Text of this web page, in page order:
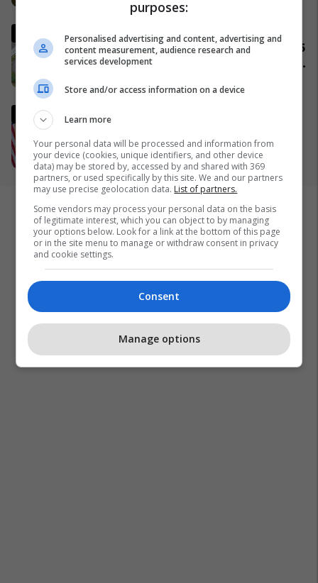
Komuniteti shqiptar do të
ndërtojë xhami moderne prej 15
milionë frangash në St. Gallen
NATO dhe do ta mbështet
Izraelin në një luftë të
mundshme me Turqinë në Siri
09/04/2026
purposes:
Personalised advertising and content, advertising and
content measurement, audience research and
services development
Store and/or access information on a device
Learn more
Your personal data will be processed and information from
your device (cookies, unique identifiers, and other device
data) may be stored by, accessed by and shared with 369
partners, or used specifically by this site. We and our partners
may use precise geolocation data. List of partners.
Some vendors may process your personal data on the basis
of legitimate interest, which you can object to by managing
your options below. Look for a link at the bottom of this page
or in the site menu to manage or withdraw consent in privacy
and cookie settings.
Consent
Manage options